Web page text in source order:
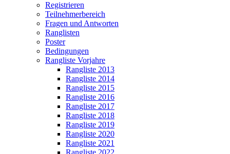
Registrieren
Teilnehmerbereich
Fragen und Antworten
Ranglisten
Poster
Bedingungen
Rangliste Vorjahre
Rangliste 2013
Rangliste 2014
Rangliste 2015
Rangliste 2016
Rangliste 2017
Rangliste 2018
Rangliste 2019
Rangliste 2020
Rangliste 2021